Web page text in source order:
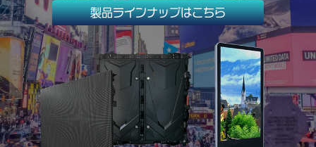
製品ラインナップはこちら